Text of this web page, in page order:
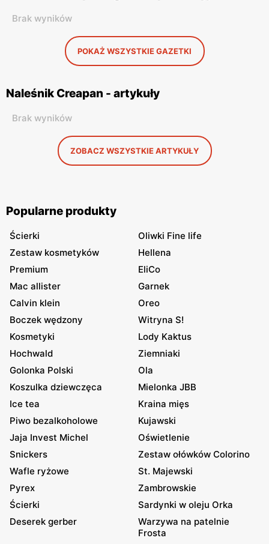
Brak wyników
POKAŻ WSZYSTKIE GAZETKI
Naleśnik Creapan - artykuły
Brak wyników
ZOBACZ WSZYSTKIE ARTYKUŁY
Popularne produkty
Ścierki
Oliwki Fine life
Zestaw kosmetyków
Hellena
Premium
EliCo
Mac allister
Garnek
Calvin klein
Oreo
Boczek wędzony
Witryna S!
Kosmetyki
Lody Kaktus
Hochwald
Ziemniaki
Golonka Polski
Ola
Koszulka dziewczęca
Mielonka JBB
Ice tea
Kraina mięs
Piwo bezalkoholowe
Kujawski
Jaja Invest Michel
Oświetlenie
Snickers
Zestaw ołówków Colorino
Wafle ryżowe
St. Majewski
Pyrex
Zambrowskie
Ścierki
Sardynki w oleju Orka
Deserek gerber
Warzywa na patelnie
Frosta